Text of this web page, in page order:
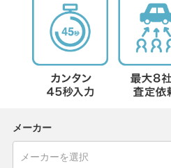
メーカー